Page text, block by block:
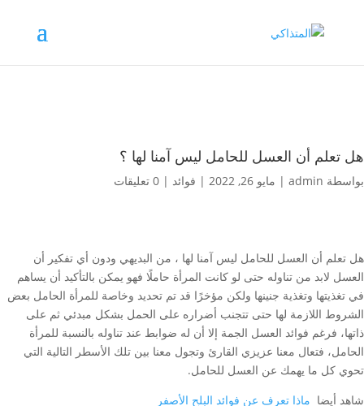
هل تعلم أن العسل للحامل ليس آمنا لها ؟
بواسطة admin
| مايو 26, 2022 | فوائد | 0 تعليقات
هل تعلم أن العسل للحامل ليس آمنا لها ، من البديهي ودون أي تفكير أن
العسل لابد من تناوله حتى لو كانت المرأة حاملًا فهو يمكن بالتأكيد أن يساهم
في تغذيتها وتغذية جنينها ولكن مؤخرًا قد تم تحديد وخاصة للمرأة الحامل بعض
الشروط اللازمة لها حتى تتجنب أضراره على الحمل بشكل مبدئي ثم على
ذاتها، فرغم فوائد العسل الجمة إلا أن له ضوابط عند تناوله بالنسبة للمرأة
الحامل، فتعال معنا عزيزي القارئ وتجول معنا بين تلك الأسطر التالية التي
تحوي كل ما يهمك عن العسل للحامل.
شاهد أيضا ماذا تعرف عن فوائد البلح الأصفر